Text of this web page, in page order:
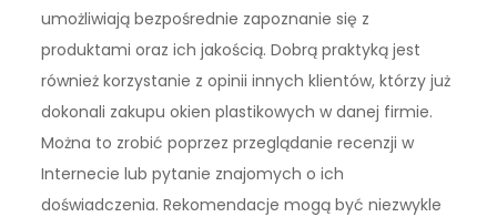
umożliwiają bezpośrednie zapoznanie się z
produktami oraz ich jakością. Dobrą praktyką jest
również korzystanie z opinii innych klientów, którzy już
dokonali zakupu okien plastikowych w danej firmie.
Można to zrobić poprzez przeglądanie recenzji w
Internecie lub pytanie znajomych o ich
doświadczenia. Rekomendacje mogą być niezwykle